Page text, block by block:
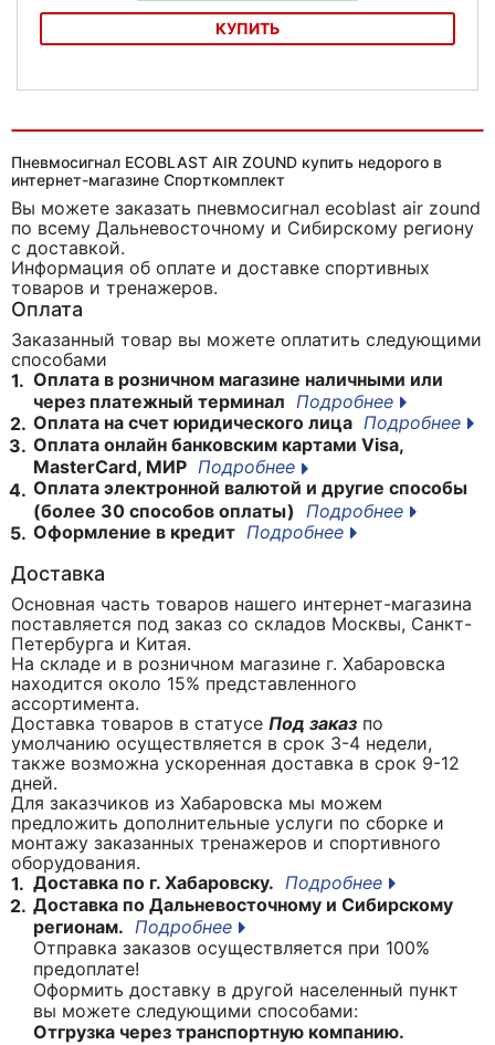
КУПИТЬ
Пневмосигнал ECOBLAST AIR ZOUND купить недорого в
интернет-магазине Спорткомплект
Вы можете заказать пневмосигнал ecoblast air zound
по всему Дальневосточному и Сибирскому региону
с доставкой.
Информация об оплате и доставке спортивных
товаров и тренажеров.
Оплата
Заказанный товар вы можете оплатить следующими
способами
1. Оплата в розничном магазине наличными или
через платежный терминал Подробнее
2. Оплата на счет юридического лица Подробнее
3. Оплата онлайн банковским картами Visa,
MasterCard, МИР Подробнее
4. Оплата электронной валютой и другие способы
(более 30 способов оплаты)
Подробнее
5. Оформление в кредит Подробнее
Доставка
Основная часть товаров нашего интернет-магазина
поставляется под заказ со складов Москвы, Санкт-
Петербурга и Китая.
На складе и в розничном магазине г. Хабаровска
находится около 15% представленного
ассортимента.
Доставка товаров в статусе Под заказ по
умолчанию осуществляется в срок 3-4 недели,
также возможна ускоренная доставка в срок 9-12
дней.
Для заказчиков из Хабаровска мы можем
предложить дополнительные услуги по сборке и
монтажу заказанных тренажеров и спортивного
оборудования.
1. Доставка по г. Хабаровску. Подробнее
2. Доставка по Дальневосточному и Сибирскому
регионам. Подробнее
Отправка заказов осуществляется при 100%
предоплате!
Оформить доставку в другой населенный пункт
вы можете следующими способами:
Отгрузка через транспортную компанию.